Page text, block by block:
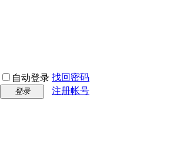
自动登录 找回密码
登录 注册帐号